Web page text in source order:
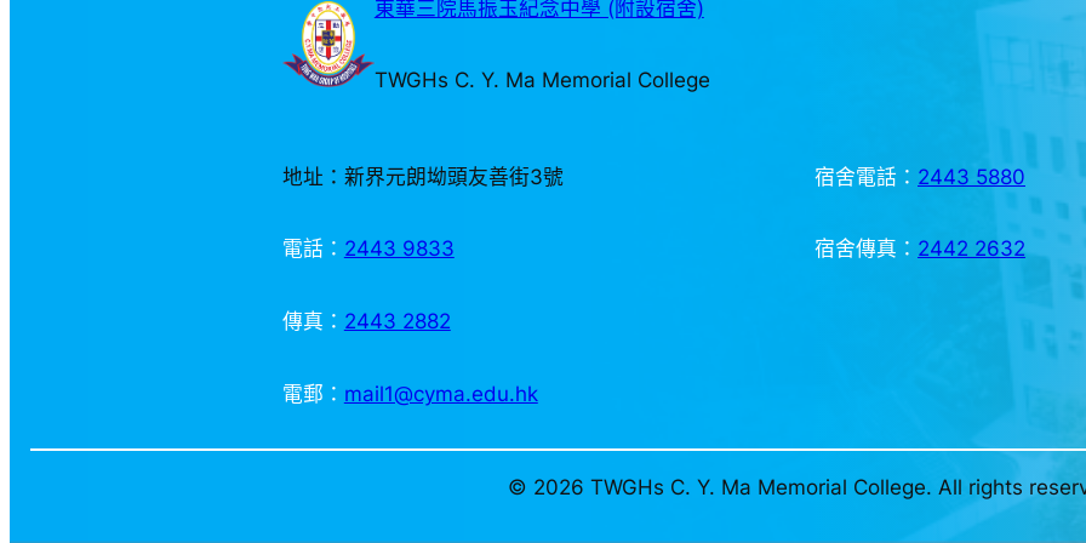
東華三院馬振玉紀念中學 (附設宿舍)
TWGHs C. Y. Ma Memorial College
地址：新界元朗坳頭友善街3號
電話： 2443 9833
傳真： 2443 2882
電郵： mail1@cyma.edu.hk
宿舍電話： 2443 5880
宿舍傳真： 2442 2632
© 2026 TWGHs C. Y. Ma Memorial College. All rights